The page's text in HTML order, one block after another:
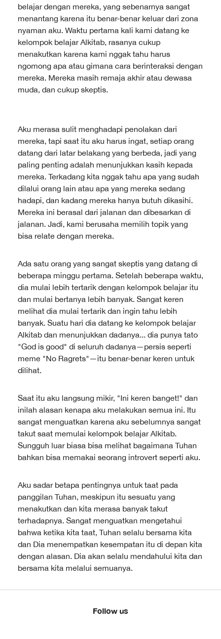
belajar dengan mereka, yang sebenarnya sangat
menantang karena itu benar-benar keluar dari zona
nyaman aku. Waktu pertama kali kami datang ke
kelompok belajar Alkitab, rasanya cukup
menakutkan karena kami nggak tahu harus
ngomong apa atau gimana cara berinteraksi dengan
mereka. Mereka masih remaja akhir atau dewasa
muda, dan cukup skeptis.
Aku merasa sulit menghadapi penolakan dari
mereka, tapi saat itu aku harus ingat, setiap orang
datang dari latar belakang yang berbeda, jadi yang
paling penting adalah menunjukkan kasih kepada
mereka. Terkadang kita nggak tahu apa yang sudah
dilalui orang lain atau apa yang mereka sedang
hadapi, dan kadang mereka hanya butuh dikasihi.
Mereka ini berasal dari jalanan dan dibesarkan di
jalanan. Jadi, kami berusaha memilih topik yang
bisa relate dengan mereka.
Ada satu orang yang sangat skeptis yang datang di
beberapa minggu pertama. Setelah beberapa waktu,
dia mulai lebih tertarik dengan kelompok belajar itu
dan mulai bertanya lebih banyak. Sangat keren
melihat dia mulai tertarik dan ingin tahu lebih
banyak. Suatu hari dia datang ke kelompok belajar
Alkitab dan menunjukkan dadanya... dia punya tato
"God is good" di seluruh dadanya—persis seperti
meme "No Ragrets"—itu benar-benar keren untuk
dilihat.
Saat itu aku langsung mikir, "Ini keren banget!" dan
inilah alasan kenapa aku melakukan semua ini. Itu
sangat menguatkan karena aku sebelumnya sangat
takut saat memulai kelompok belajar Alkitab.
Sungguh luar biasa bisa melihat bagaimana Tuhan
bahkan bisa memakai seorang introvert seperti aku.
Aku sadar betapa pentingnya untuk taat pada
panggilan Tuhan, meskipun itu sesuatu yang
menakutkan dan kita merasa banyak takut
terhadapnya. Sangat menguatkan mengetahui
bahwa ketika kita taat, Tuhan selalu bersama kita
dan Dia menempatkan kesempatan itu di depan kita
dengan alasan. Dia akan selalu mendahului kita dan
bersama kita melalui semuanya.
Follow us